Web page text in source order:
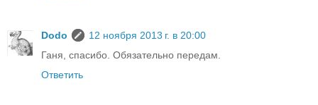
Dodo
12 ноября 2013 г. в 20:00
Ганя, спасибо. Обязательно передам.
Ответить